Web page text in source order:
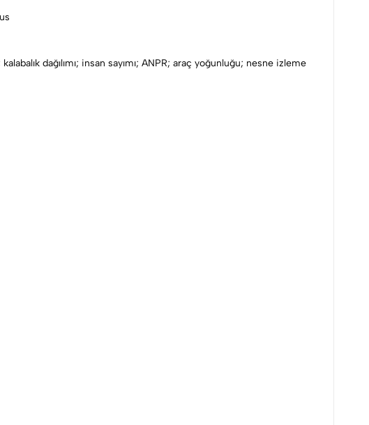
dağılımı; insan sayımı; ANPR; araç yoğunluğu; nesne izleme